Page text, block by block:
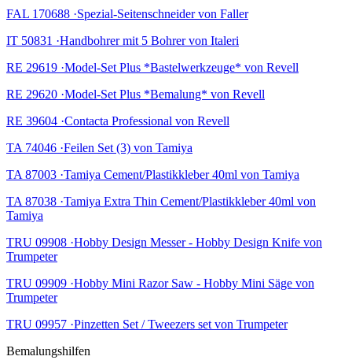
FAL 170688 ·Spezial-Seitenschneider von Faller
IT 50831 ·Handbohrer mit 5 Bohrer von Italeri
RE 29619 ·Model-Set Plus *Bastelwerkzeuge* von Revell
RE 29620 ·Model-Set Plus *Bemalung* von Revell
RE 39604 ·Contacta Professional von Revell
TA 74046 ·Feilen Set (3) von Tamiya
TA 87003 ·Tamiya Cement/Plastikkleber 40ml von Tamiya
TA 87038 ·Tamiya Extra Thin Cement/Plastikkleber 40ml von
Tamiya
TRU 09908 ·Hobby Design Messer - Hobby Design Knife von
Trumpeter
TRU 09909 ·Hobby Mini Razor Saw - Hobby Mini Säge von
Trumpeter
TRU 09957 ·Pinzetten Set / Tweezers set von Trumpeter
Bemalungshilfen